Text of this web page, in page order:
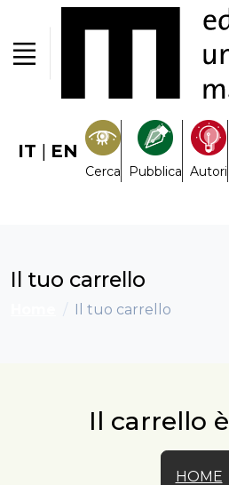
IT | EN
Cerca Pubblica Autori
Il tuo carrello
Il tuo carrello
Il carrello
HOME